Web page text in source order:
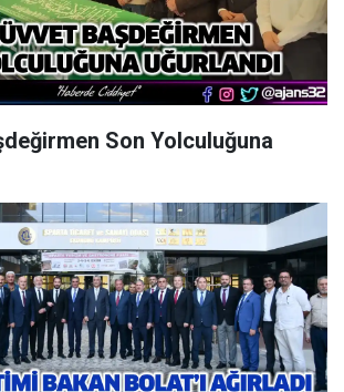
Son Yolculuğuna